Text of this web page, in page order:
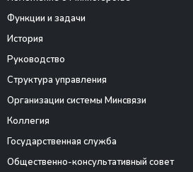
Функции и задачи
История
Руководство
Структура управления
Организации системы Минсвязи
Коллегия
Государственная служба
Общественно-консультативный совет